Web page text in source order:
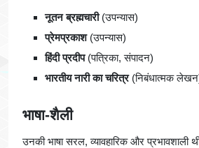
नूतन ब्रह्मचारी(उपन्यास)
प्रेमप्रकाश(उपन्यास)
हिंदी प्रदीप(पत्रिका, संपादन)
भारतीय नारी का चरित्र(निबंधात्मक
भाषा-शैली
उनकी भाषा सरल, व्यावहारिक और प्रभावशाली